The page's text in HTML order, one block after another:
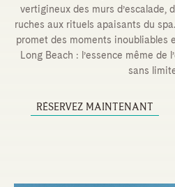
vertigineux des murs d’escalade,
ruches aux rituels apaisants du
promet des moments inoubliables
Long Beach : l’essence même de
sans
RÉSERVEZ MAINTENANT